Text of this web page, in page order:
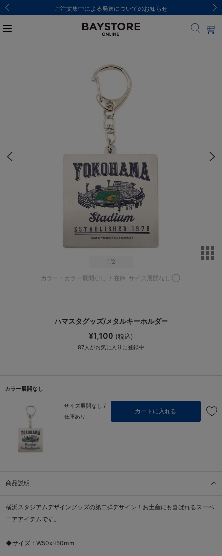
ご注文集中による発送についてのお知らせ
1 /2
カラー：カラー展開なし / 在庫 サイズ展開なし:◯
ハマスタグッズ/メタルキーホルダー
¥1,100 (税込)
87人がお気に入りに登録中
カラー展開なし
サイズ展開なし /
在庫あり
カートに入れる
商品説明
横浜スタジアムデザイングッズの第二弾デザイン！お土産にも喜ばれるスーベ
ニアアイテムです。
◆サイズ：W50xH50mｍ